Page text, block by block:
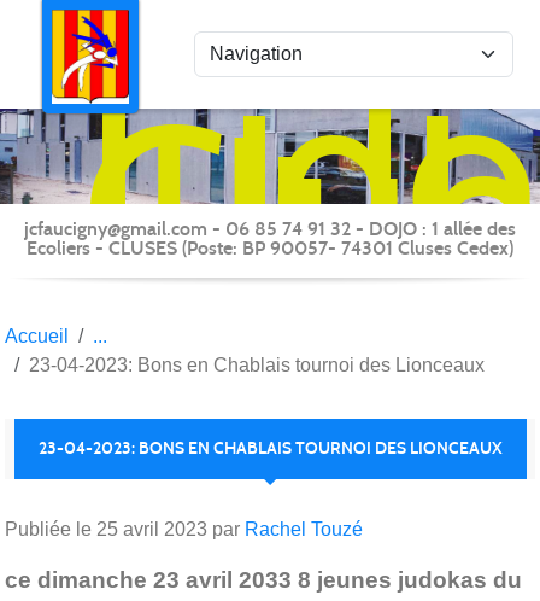
Judo
du
-
jcfaucigny@gmail.com - 06 85 74 91 32 - DOJO : 1 allée des
Ecoliers - CLUSES (Poste: BP 90057- 74301 Cluses Cedex)
Accueil
23-04-2023: Bons en Chablais tournoi des Lionceaux
23-04-2023: BONS EN CHABLAIS TOURNOI DES LIONCEAUX
Publiée le 25 avril 2023 par Rachel Touzé
ce dimanche 23 avril 2033 8 jeunes judokas du
Panneau de gestion des cookies